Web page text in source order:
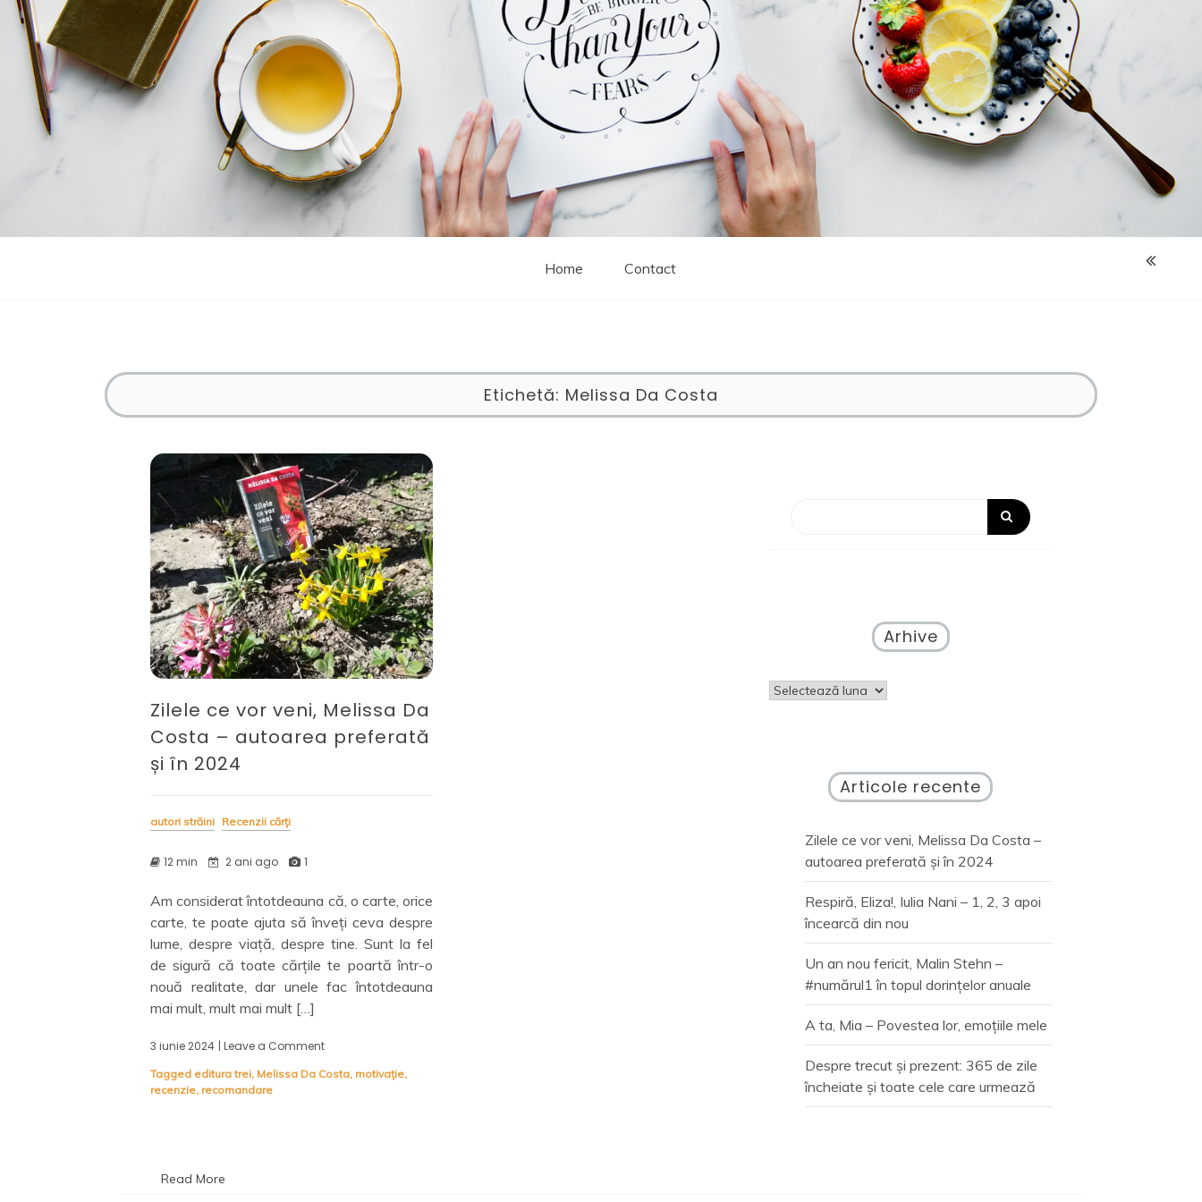
Home Contact
Etichetă: Melissa Da Costa
Zilele ce vor veni, Melissa Da
Costa – autoarea preferată
și în 2024
autori străini Recenzii cărți
12 min 2 ani ago 1
Am considerat întotdeauna că, o carte, orice
carte, te poate ajuta să înveți ceva despre
lume, despre viață, despre tine. Sunt la fel
de sigură că toate cărțile te poartă într-o
nouă realitate, dar unele fac întotdeauna
mai mult, mult mai mult […]
3 iunie 2024 | Leave a Comment
ce
Tagged editura trei, Melissa Da Costa, motivație,
recenzie, recomandare
Read More
Arhive
Arhive
Articole recente
Zilele ce vor veni, Melissa Da Costa –
autoarea preferată și în 2024
Respiră, Eliza!, Iulia Nani – 1, 2, 3 apoi
încearcă din nou
Un an nou fericit, Malin Stehn –
#numărul1 în topul dorințelor anuale
A ta, Mia – Povestea lor, emoțiile mele
Despre trecut și prezent: 365 de zile
încheiate și toate cele care urmează